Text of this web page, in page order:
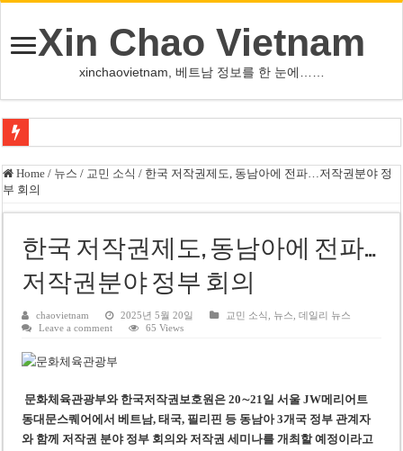
Xin Chao Vietnam
xinchaovietnam, 베트남 정보를 한 눈에……
쩐 타인 먼 베트남 국회의장 “외교 성과, 국가 위상 제고에 크게 기여”
싱가포르 하오마트, 마지막 프리미엄 매장 폐점… 적자·소송 악재 속 사업 축
PNJ, 다이아몬드 밀수 여파에 2분기 적자… 10월 임시 주총 개최
팜 녓 브엉 빈그룹 회장 딸, 그룹 계열사 경영에 첫 등장
케펠, 투티엠 엠파이어시티 지분 전량 2억7000만 달러에 매각
‘1,000억 달러 남북고속철 투자’ 호언장담 메콜로르 회장 체포
베트남 세무당국, 납세자 정보 공개 기준·절차 명확화
Home / 뉴스 / 교민 소식 / 한국 저작권제도, 동남아에 전파…저작권분야 정
부 회의
한국 저작권제도, 동남아에 전파…
저작권분야 정부 회의
chaovietnam 2025년 5월 20일 교민 소식 뉴스 ,데일리 뉴스
Leave a comment
65 Views
문화체육관광부와 한국저작권보호원은 20∼21일 서울 JW메리어트
동대문스퀘어에서 베트남, 태국, 필리핀 등 동남아 3개국 정부 관계자
와 함께 저작권 분야 정부 회의와 저작권 세미나를 개최할 예정이라고